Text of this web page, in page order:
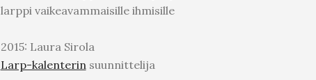
larppi vaikeavammaisille ihmisille
2015: Laura Sirola
Larp-kalenterinsuunnittelija